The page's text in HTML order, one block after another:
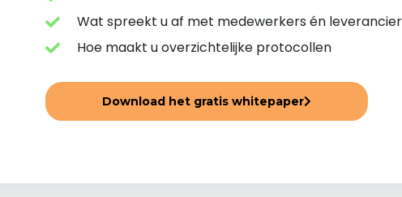
Wat spreekt u af met medewerkers én
Hoe maakt u overzichtelijke protocollen
Download het gratis whitepaper